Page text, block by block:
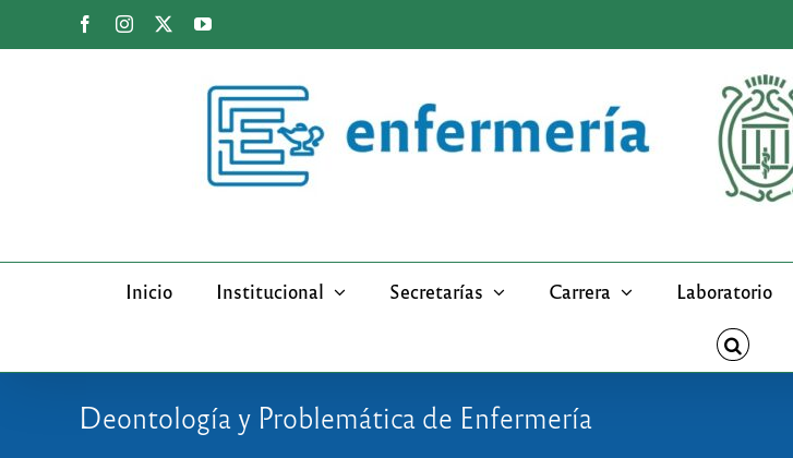
FacebookInstagram YouTube
Inicio Institucional Secretarías Carrera Laboratorio
Deontología y Problemática de Enfermería